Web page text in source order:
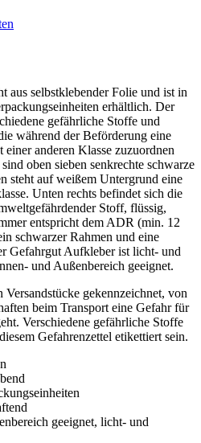
aus selbstklebender Folie und ist in
erhältlich. Der
gefährliche Stoffe und
während der Beförderung eine
anderen Klasse zuzuordnen
oben sieben senkrechte schwarze
steht auf weißem Untergrund eine
Unten rechts befindet sich die
Stoff, flüssig,
entspricht dem ADR (min. 12
schwarzer Rahmen und eine
Gefahrgut Aufkleber ist licht- und
und Außenbereich geeignet.
gekennzeichnet, von
beim Transport eine Gefahr für
Verschiedene gefährliche Stoffe
Gefahrenzettel etikettiert sein.
geeignet, licht- und